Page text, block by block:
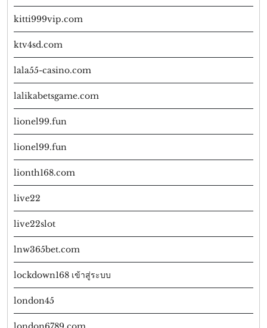
kitti999vip.com
ktv4sd.com
lala55-casino.com
lalikabetsgame.com
lionel99.fun
lionel99.fun
lionth168.com
live22
live22slot
lnw365bet.com
lockdown168 เข้าสู่ระบบ
london45